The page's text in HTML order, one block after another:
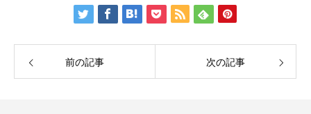
前の記事 次の記事